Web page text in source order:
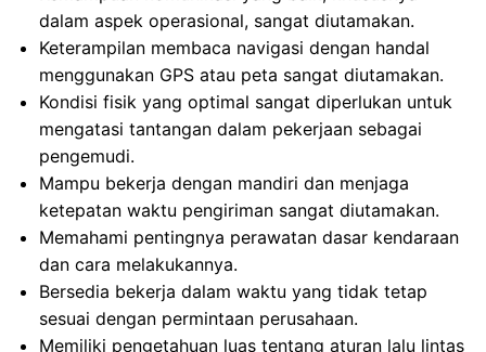
dalam aspek operasional, sangat diutamakan.
Keterampilan membaca navigasi dengan handal
menggunakan GPS atau peta sangat diutamakan.
Kondisi fisik yang optimal sangat diperlukan untuk
mengatasi tantangan dalam pekerjaan sebagai
pengemudi.
Mampu bekerja dengan mandiri dan menjaga
ketepatan waktu pengiriman sangat diutamakan.
Memahami pentingnya perawatan dasar kendaraan
dan cara melakukannya.
Bersedia bekerja dalam waktu yang tidak tetap
sesuai dengan permintaan perusahaan.
Memiliki pengetahuan luas tentang aturan lalu lintas